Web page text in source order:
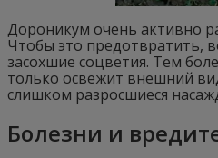
Дороникум очень активно
Чтобы это предотвратить,
засохшие соцветия. Тем
только освежит внешний
слишком разросшиеся
Болезни и